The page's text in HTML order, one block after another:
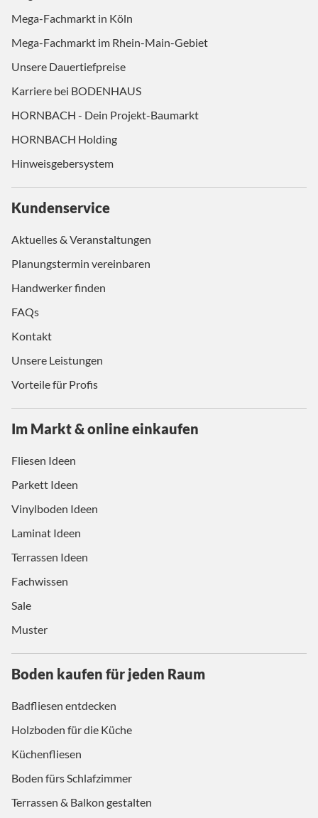
Mega-Fachmarkt in Köln
Mega-Fachmarkt im Rhein-Main-Gebiet
Unsere Dauertiefpreise
Karriere bei BODENHAUS
HORNBACH - Dein Projekt-Baumarkt
HORNBACH Holding
Hinweisgebersystem
Kundenservice
Aktuelles & Veranstaltungen
Planungstermin vereinbaren
Handwerker finden
FAQs
Kontakt
Unsere Leistungen
Vorteile für Profis
Im Markt & online einkaufen
Fliesen Ideen
Parkett Ideen
Vinylboden Ideen
Laminat Ideen
Terrassen Ideen
Fachwissen
Sale
Muster
Boden kaufen für jeden Raum
Badfliesen entdecken
Holzboden für die Küche
Küchenfliesen
Boden fürs Schlafzimmer
Terrassen & Balkon gestalten